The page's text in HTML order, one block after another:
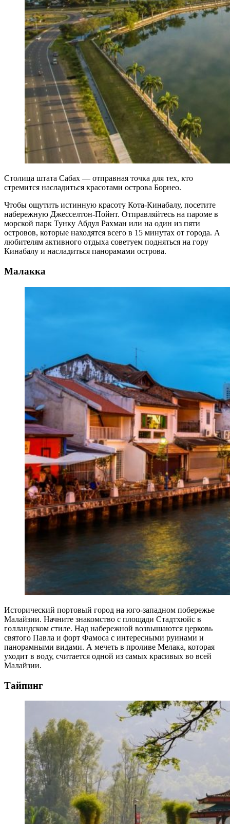
Столица штата Сабах — отправная точка для тех, кто
стремится насладиться красотами острова Борнео.
Чтобы ощутить истинную красоту Кота-Кинабалу, посетите
набережную Джесселтон-Пойнт. Отправляйтесь на пароме в
морской парк Тунку Абдул Рахман или на один из пяти
островов, которые находятся всего в 15 минутах от города. А
любителям активного отдыха советуем подняться на гору
Кинабалу и насладиться панорамами острова.
Малакка
Исторический портовый город на юго-западном побережье
Малайзии. Начните знакомство с площади Стадтхюйс в
голландском стиле. Над набережной возвышаются церковь
святого Павла и форт Фамоса с интересными руинами и
панорамными видами. А мечеть в проливе Мелака, которая
уходит в воду, считается одной из самых красивых во всей
Малайзии.
Тайпинг